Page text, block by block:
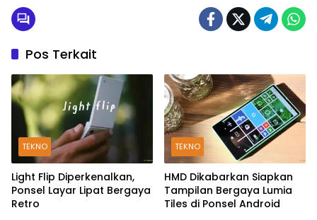
Pos Terkait
TEKNO
Light Flip Diperkenalkan,
Ponsel Layar Lipat Bergaya
Retro
TEKNO
HMD Dikabarkan Siapkan
Tampilan Bergaya Lumia
Tiles di Ponsel Android